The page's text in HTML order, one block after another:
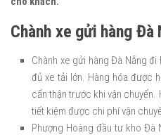
Chành xe gửi hàng Đà
Chành xe gửi hàng Đà Nẵng
đủ xe tải lớn. Hàng hóa được
cẩn thận trước khi vận
tiết kiệm được chi phí vận
Phượng Hoàng đầu tư kho Đà